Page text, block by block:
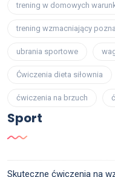
trening w domowych
trening wzmacniający
ubrania sportowe
Ćwiczenia dieta siłownia
ćwiczenia na brzuch
Sport
Skuteczne ćwiczenia na